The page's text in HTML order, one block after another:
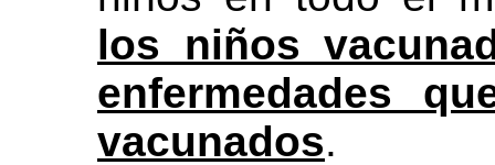
los niños
enfermedades
vacunados.